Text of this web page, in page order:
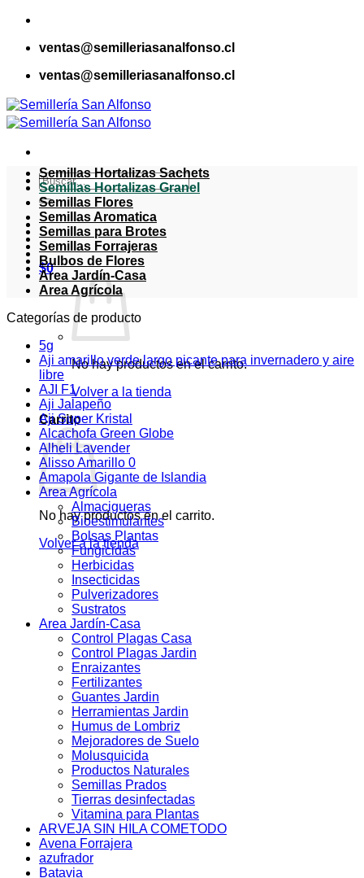
Saltar
contenidoventas@semilleriasanalfonso.cl
ventas@semilleriasanalfonso.cl
Buscar
por:
$0
No hay productos en el carrito.
Volver a la tienda
Carrito
No hay productos en el carrito.
Volver a la tienda
Semillas Hortalizas Sachets
Semillas Hortalizas Granel
Semillas Flores
Semillas Aromatica
Semillas para Brotes
Semillas Forrajeras
Bulbos de Flores
Area Jardín-Casa
Area Agrícola
Categorías de producto
5g
Aji amarillo verde largo picante para invernadero y aire
libre
AJI F1
Aji Jalapeño
Aji Super Kristal
Alcachofa Green Globe
Alheli Lavender
Alisso Amarillo 0
Amapola Gigante de Islandia
Area Agrícola
Almacigueras
Bioestimulantes
Bolsas Plantas
Fungicidas
Herbicidas
Insecticidas
Pulverizadores
Sustratos
Area Jardín-Casa
Control Plagas Casa
Control Plagas Jardin
Enraizantes
Fertilizantes
Guantes Jardin
Herramientas Jardin
Humus de Lombriz
Mejoradores de Suelo
Molusquicida
Productos Naturales
Semillas Prados
Tierras desinfectadas
Vitamina para Plantas
ARVEJA SIN HILA COMETODO
Avena Forrajera
azufrador
Batavia